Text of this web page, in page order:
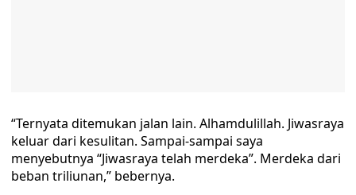
“Ternyata ditemukan jalan lain. Alhamdulillah. Jiwasraya
keluar dari kesulitan. Sampai-sampai saya
menyebutnya “Jiwasraya telah merdeka”. Merdeka dari
beban triliunan,” bebernya.